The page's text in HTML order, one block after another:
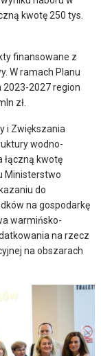
kwotę 250 tys.
finansowane z
W ramach Planu
2023-2027 region
zł.
i Zwiększania
wodno-
łączną kwotę
Ministerstwo
do
na gospodarkę
warmińsko-
na rzecz
na obszarach